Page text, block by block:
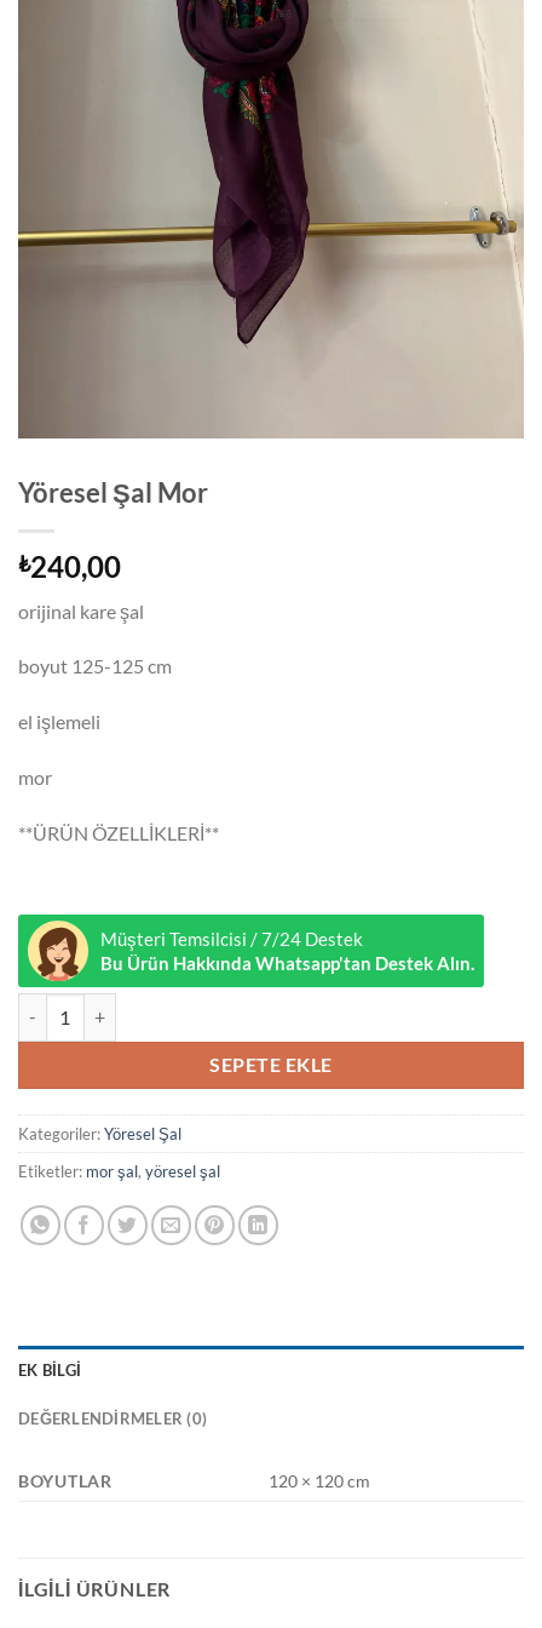
Yöresel Şal Mor
₺240,00
orijinal kare şal
boyut 125-125 cm
el işlemeli
mor
**ÜRÜN ÖZELLİKLERİ**
Müşteri Temsilcisi / 7/24 Destek
Bu Ürün Hakkında Whatsapp'tan Destek Alın.
SEPETE EKLE
Kategoriler:Yöresel Şal
Etiketler: mor şal, yöresel şal
EK BILGI
DEĞERLENDIRMELER (0)
BOYUTLAR 120 × 120 cm
İLGILI ÜRÜNLER